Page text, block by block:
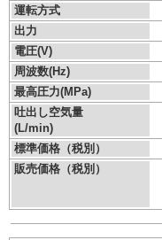
運転方式
出力
電圧(V)
周波数(Hz)
最高圧力(MPa)
吐出し空気量
(L/min)
標準価格（税別）
販売価格（税別）